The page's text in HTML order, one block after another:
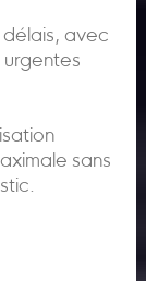
délais, avec
sans